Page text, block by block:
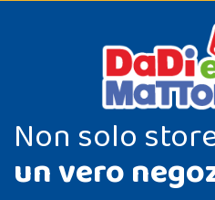
Non solo
un vero